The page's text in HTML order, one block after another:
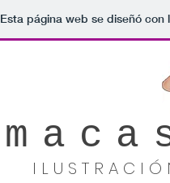
Esta página web se diseñó